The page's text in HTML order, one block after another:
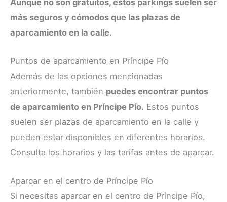
más seguros y cómodos que las plazas de
aparcamiento en la calle.
Puntos de aparcamiento en Príncipe Pío
Además de las opciones mencionadas
anteriormente, también puedes encontrar puntos
de aparcamiento en Príncipe Pío. Estos puntos
suelen ser plazas de aparcamiento en la calle y
pueden estar disponibles en diferentes horarios.
Consulta los horarios y las tarifas antes de aparcar.
Aparcar en el centro de Príncipe Pío
Si necesitas aparcar en el centro de Príncipe Pío,